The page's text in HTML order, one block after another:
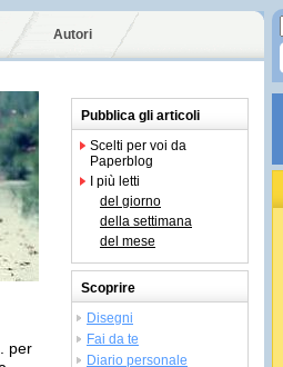
Autori
per
Pubblica gli articoli
Scelti per voi da
Paperblog
I più letti
del giorno
della settimana
del mese
Scoprire
Disegni
Fai da te
Diario personale